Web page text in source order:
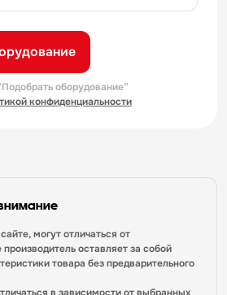
оборудование”
конфиденциальности
могут отличаться от
оставляет за собой
товара без предварительного